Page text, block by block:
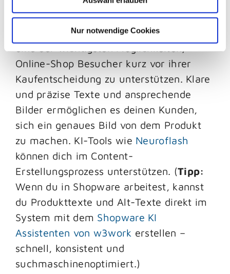
Nur notwendige Cookies
Die Bereitstellung von hochwertigen
Produktbeschreibungen und -bildern ist
Online-Shop Besucher kurz vor ihrer
Kaufentscheidung zu unterstützen. Klare
und präzise Texte und ansprechende
Bilder ermöglichen es deinen Kunden,
sich ein genaues Bild von dem Produkt
zu machen. KI-Tools wie Neuroflash
können dich im Content-
Erstellungsprozess unterstützen. (Tipp:
Wenn du in Shopware arbeitest, kannst
du Produkttexte und Alt-Texte direkt im
System mit dem Shopware KI
Assistenten von w3work erstellen –
schnell, konsistent und
suchmaschinenoptimiert.)